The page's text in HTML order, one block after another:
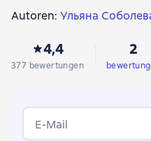
Autoren: Ульяна
4,4
377 bewertungen
2
E-Mail